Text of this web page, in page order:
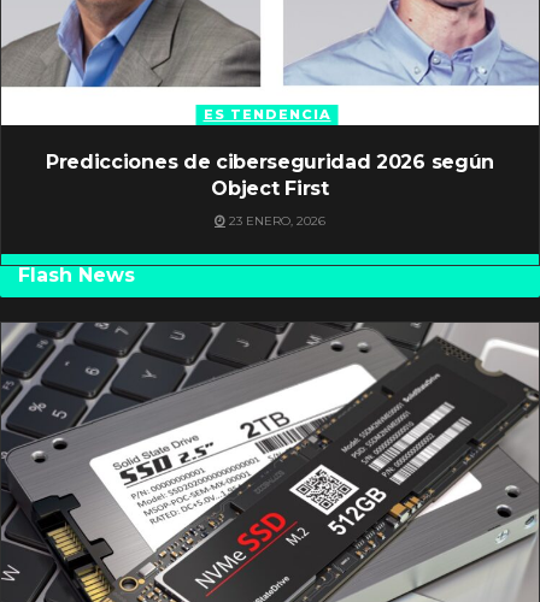
ES TENDENCIA
Predicciones de ciberseguridad 2026 según
Object First
23 ENERO, 2026
Flash News